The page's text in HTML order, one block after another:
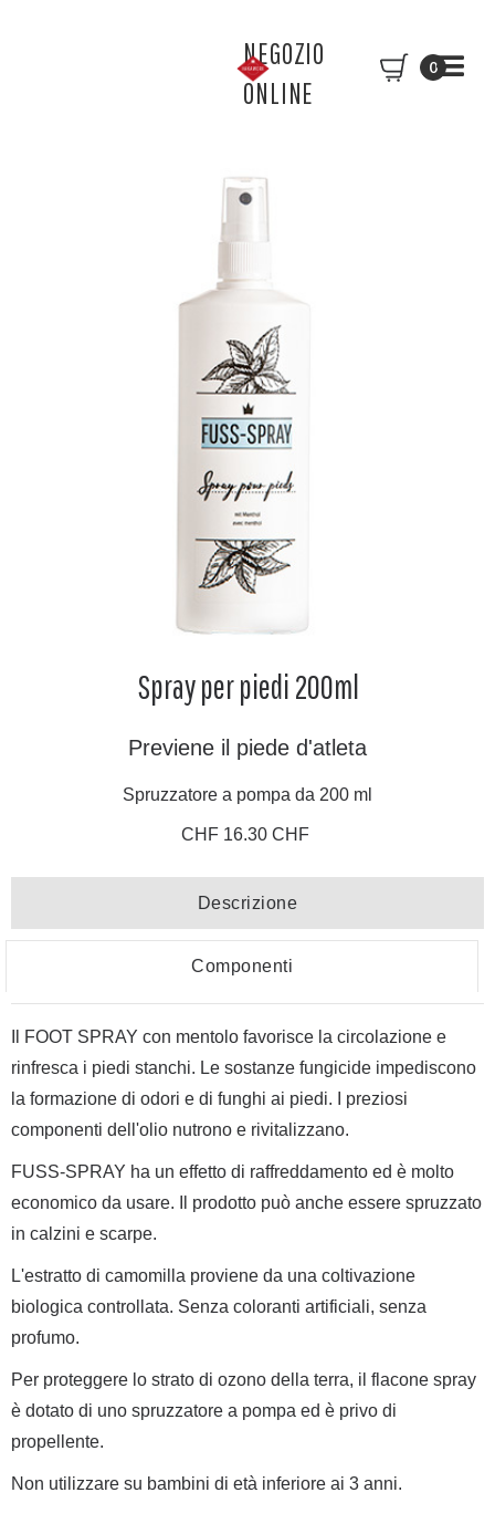
NEGOZIO
ONLINE
0
Spray per piedi 200ml
Previene il piede d'atleta
Spruzzatore a pompa da 200 ml
CHF 16.30 CHF
Descrizione
Componenti
Il FOOT SPRAY con mentolo favorisce la circolazione e
rinfresca i piedi stanchi. Le sostanze fungicide impediscono
la formazione di odori e di funghi ai piedi. I preziosi
componenti dell'olio nutrono e rivitalizzano.
FUSS-SPRAY ha un effetto di raffreddamento ed è molto
economico da usare. Il prodotto può anche essere spruzzato
in calzini e scarpe.
L'estratto di camomilla proviene da una coltivazione
biologica controllata. Senza coloranti artificiali, senza
profumo.
Per proteggere lo strato di ozono della terra, il flacone spray
è dotato di uno spruzzatore a pompa ed è privo di
propellente.
Non utilizzare su bambini di età inferiore ai 3 anni.